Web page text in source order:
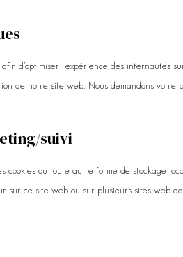
d’optimiser l’expérience des internautes
de notre site web. Nous demandons votre
suivi
cookies ou toute autre forme de stockage
sur ce site web ou sur plusieurs sites web